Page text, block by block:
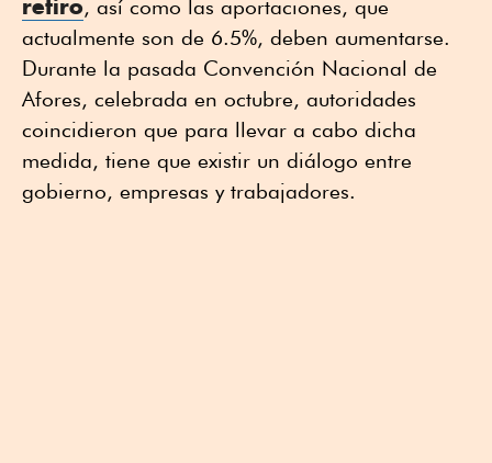
retiro, así como las aportaciones, que
actualmente son de 6.5%, deben aumentarse.
Durante la pasada Convención Nacional de
Afores, celebrada en octubre, autoridades
coincidieron que para llevar a cabo dicha
medida, tiene que existir un diálogo entre
gobierno, empresas y trabajadores.